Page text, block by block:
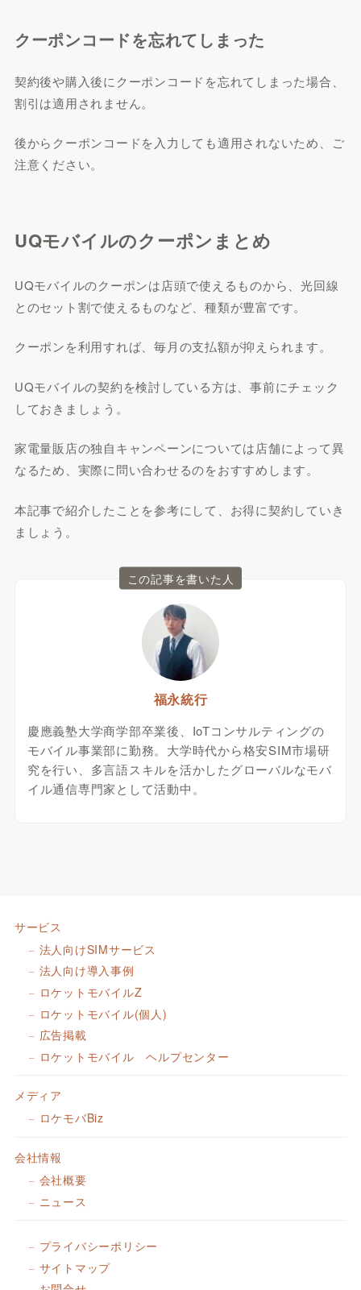
クーポンコードを忘れてしまった
契約後や購入後にクーポンコードを忘れてしまった場合、
割引は適用されません。
後からクーポンコードを入力しても適用されないため、ご
注意ください。
UQモバイルのクーポンまとめ
UQモバイルのクーポンは店頭で使えるものから、光回線
とのセット割で使えるものなど、種類が豊富です。
クーポンを利用すれば、毎月の支払額が抑えられます。
UQモバイルの契約を検討している方は、事前にチェック
しておきましょう。
家電量販店の独自キャンペーンについては店舗によって異
なるため、実際に問い合わせるのをおすすめします。
本記事で紹介したことを参考にして、お得に契約していき
ましょう。
この記事を書いた人
福永統行
慶應義塾大学商学部卒業後、IoTコンサルティングの
モバイル事業部に勤務。大学時代から格安SIM市場研
究を行い、多言語スキルを活かしたグローバルなモバ
イル通信専門家として活動中。
サービス
法人向けSIMサービス
法人向け導入事例
ロケットモバイルZ
ロケットモバイル(個人)
広告掲載
ロケットモバイル ヘルプセンター
メディア
ロケモバBiz
会社情報
会社概要
ニュース
プライバシーポリシー
サイトマップ